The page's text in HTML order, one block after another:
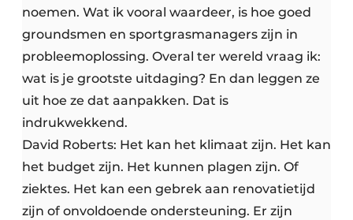
noemen. Wat ik vooral waardeer, is hoe goed
groundsmen en sportgrasmanagers zijn in
probleemoplossing. Overal ter wereld vraag ik:
wat is je grootste uitdaging? En dan leggen ze
uit hoe ze dat aanpakken. Dat is
indrukwekkend.
David Roberts: Het kan het klimaat zijn. Het kan
het budget zijn. Het kunnen plagen zijn. Of
ziektes. Het kan een gebrek aan renovatietijd
zijn of onvoldoende ondersteuning. Er zijn